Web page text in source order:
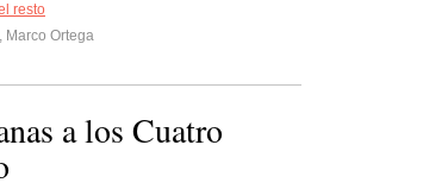
resto
Marco Ortega
a los Cuatro